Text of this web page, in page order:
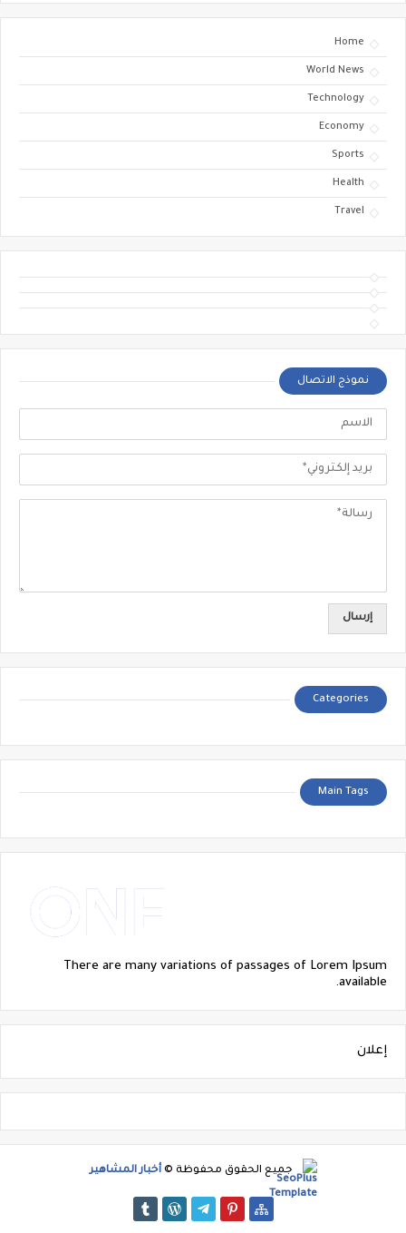
Home
World News
Technology
Economy
Sports
Health
Travel
نموذج الاتصال
Categories
Main Tags
There are many variations of passages of Lorem Ipsum
available.
إعلان
جميع الحقوق محفوظة © أخبار المشاهير